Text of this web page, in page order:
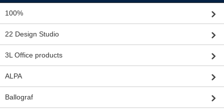
100%
22 Design Studio
3L Office products
ALPA
Ballograf